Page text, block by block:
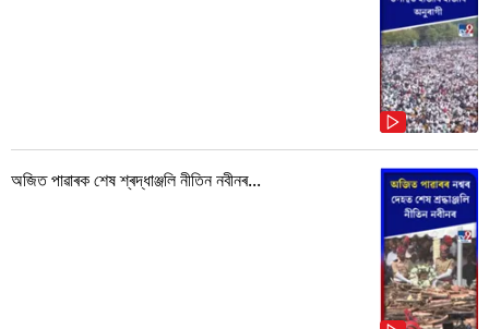
অজিত পাৱাৰক শেষ শ্ৰদ্ধাঞ্জলি নীতিন নবীনৰ...